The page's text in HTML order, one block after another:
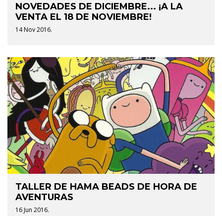
NOVEDADES DE DICIEMBRE... ¡A LA
VENTA EL 18 DE NOVIEMBRE!
14 Nov 2016.
TALLER DE HAMA BEADS DE HORA DE
AVENTURAS
16 Jun 2016.